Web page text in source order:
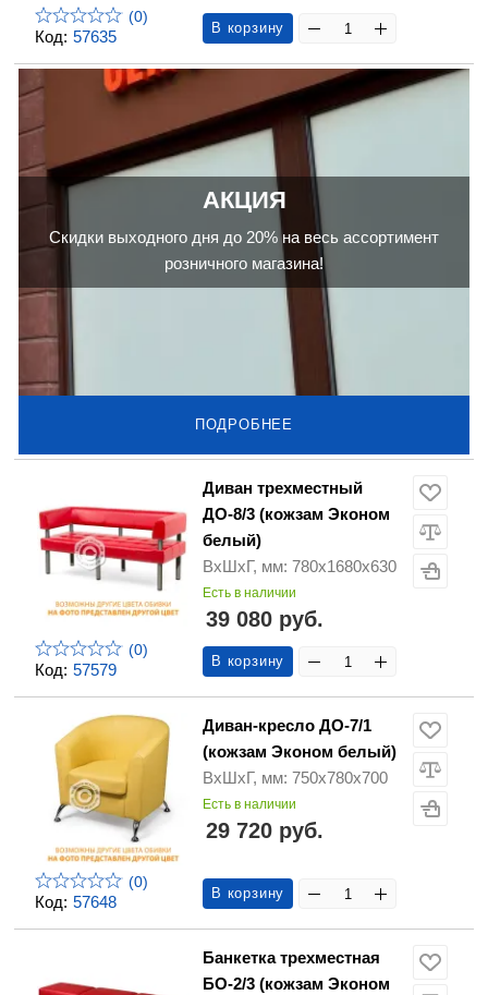
Код: 57635
(0)
В корзину
АКЦИЯ
Скидки выходного дня до 20% на весь ассортимент
розничного магазина!
ПОДРОБНЕЕ
Код: 57579
(0)
Диван трехместный
ДО-8/3 (кожзам Эконом
белый)
ВхШхГ, мм: 780х1680х630
Есть в наличии
39 080 руб.
В корзину
Код: 57648
(0)
Диван-кресло ДО-7/1
(кожзам Эконом белый)
ВхШхГ, мм: 750х780х700
Есть в наличии
29 720 руб.
В корзину
Банкетка трехместная
БО-2/3 (кожзам Эконом